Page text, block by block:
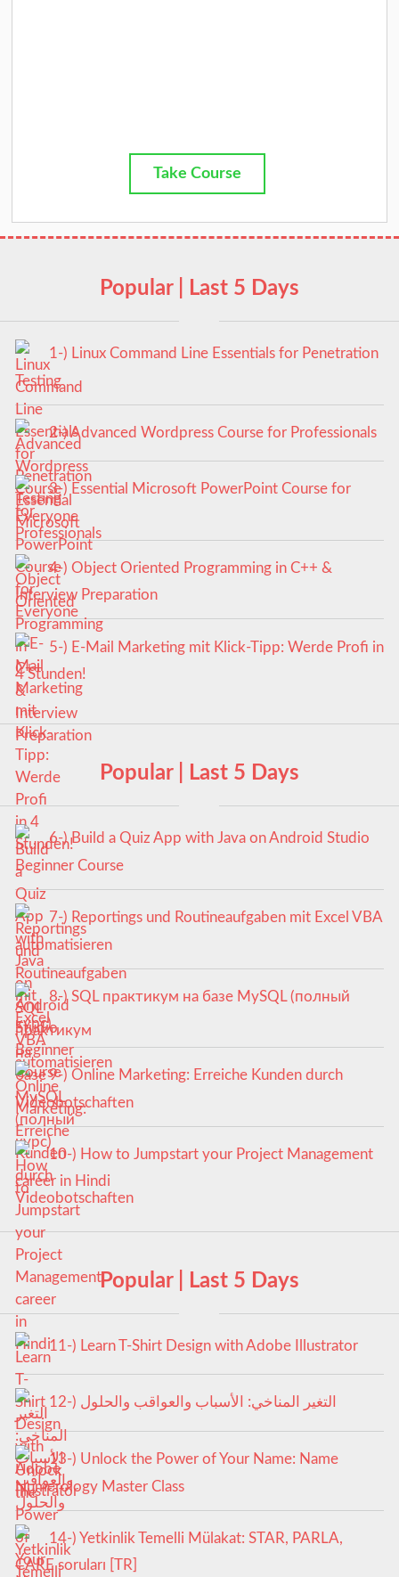
Take Course
Popular | Last 5 Days
1-) Linux Command Line Essentials for Penetration
Testing
2-) Advanced Wordpress Course for Professionals
3-) Essential Microsoft PowerPoint Course for
Everyone
4-) Object Oriented Programming in C++ &
Interview Preparation
5-) E-Mail Marketing mit Klick-Tipp: Werde Profi in
4 Stunden!
Popular | Last 5 Days
6-) Build a Quiz App with Java on Android Studio
Beginner Course
7-) Reportings und Routineaufgaben mit Excel VBA
automatisieren
8-) SQL практикум на базе MySQL (полный
курс)
9-) Online Marketing: Erreiche Kunden durch
Videobotschaften
10-) How to Jumpstart your Project Management
career in Hindi
Popular | Last 5 Days
11-) Learn T-Shirt Design with Adobe Illustrator
12-) التغير المناخي: الأسباب والعواقب والحلول
13-) Unlock the Power of Your Name: Name
Numerology Master Class
14-) Yetkinlik Temelli Mülakat: STAR, PARLA,
CARE soruları [TR]